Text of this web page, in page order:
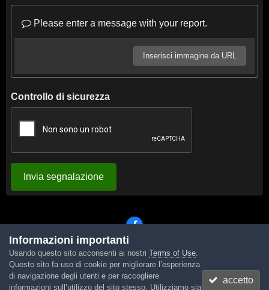
Please enter a message with your report.
Inserisci immagine da URL
Controllo di sicurezza
Invia segnalazione
Lingua Tema Contattaci Cookies
Powered by Invision Community
Informazioni importanti
Usando questo sito acconsenti ai nostri Terms of Use.
Questo sito fa uso di cookie per migliorare l’esperienza
di navigazione degli utenti e per raccogliere
informazioni sull’utilizzo del sito stesso. Utilizziamo sia
accetto